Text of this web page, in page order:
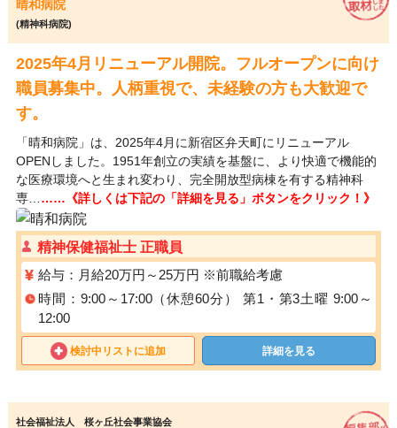
晴和病院
(精神科病院)
2025年4月リニューアル開院。フルオープンに向け
職員募集中。人柄重視で、未経験の方も大歓迎で
す。
「晴和病院」は、2025年4月に新宿区弁天町にリニューアル
OPENしました。1951年創立の実績を基盤に、より快適で機能的
な医療環境へと生まれ変わり、完全開放型病棟を有する精神科
専… ……《詳しくは下記の「詳細を見る」ボタンをクリック！》
精神保健福祉士 正職員
給与：月給20万円～25万円 ※前職給考慮
時間：9:00～17:00（休憩60分） 第1・第3土曜 9:00～
12:00
検討中リストに追加 詳細を見る
社会福祉法人 桜ヶ丘社会事業協会